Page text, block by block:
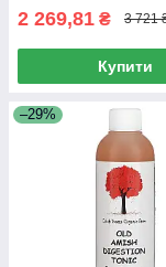
2 269,81 ₴ 3 721
Купити
–29%